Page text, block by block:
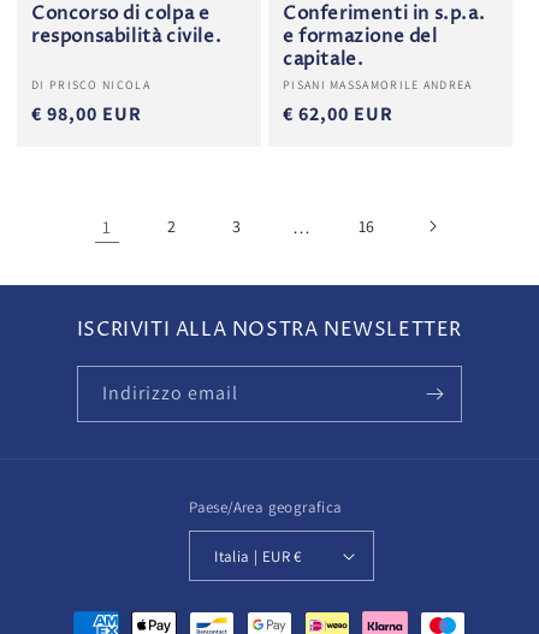
Concorso di colpa e
responsabilità civile.
Produttore:
DI PRISCO NICOLA
€ 98,00 EUR
Conferimenti in s.p.a.
e formazione del
capitale.
Produttore:
PISANI MASSAMORILE ANDREA
€ 62,00 EUR
1 2 3 … 16
ISCRIVITI ALLA NOSTRA NEWSLETTER
Indirizzo email
Paese/Area geografica
Italia | EUR €
Metodi